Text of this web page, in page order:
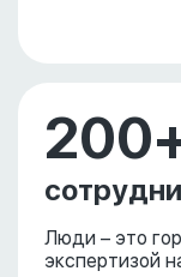
Люди – это
экспертизой